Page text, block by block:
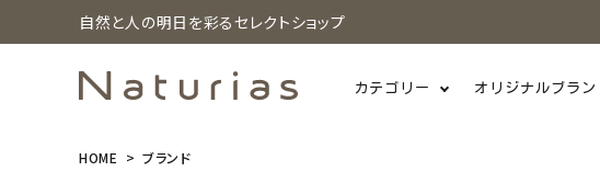
自然と人の明日を彩るセレクトショップ
カテゴリー オリジナルブラン
HOME ブランド